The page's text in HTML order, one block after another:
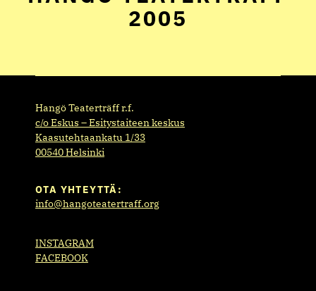
2005
Hangö Teaterträff r.f.
c/o Eskus – Esitystaiteen keskus
Kaasutehtaankatu 1/33
00540 Helsinki
OTA YHTEYTTÄ:
info@hangoteatertraff.org
INSTAGRAM
FACEBOOK